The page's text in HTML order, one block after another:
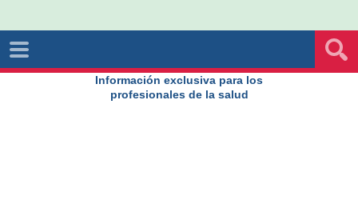
Información exclusiva para los
profesionales de la salud